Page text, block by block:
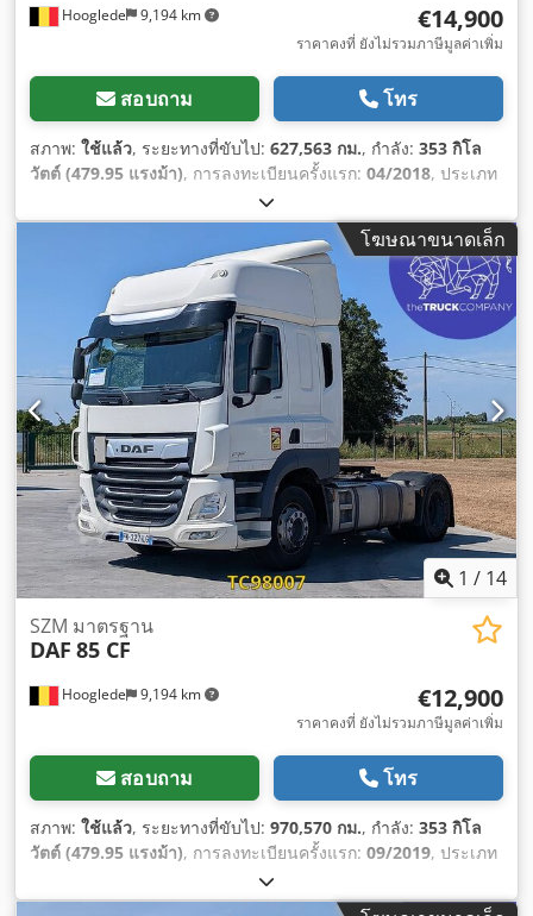
Hooglede 9,194 km €14,900
ราคาคงที่ ยังไม่รวมภาษีมูลค่าเพิ่ม
สอบถาม โทร
สภาพ: ใช้แล้ว, ระยะทางที่ขับไป: 627,563 กม., กำลัง: 353 กิโล
วัตต์ (479.95 แรงม้า), การลงทะเบียนครั้งแรก: 04/2018, ประเภท
385/55 R22.5
เพลา:4x2, เชื้อเพลิง:ดีเซล, สี:อื่นๆ, ห้องโดยสารคนขับ:ห้อง
, ประเภทเกียร์:อัตโนมัติ, ระดับชั้นการปล่อยมลพิษ:
, ช่วงล่าง:เหล็ก-อากาศ, ปีที่ผลิต: 2018 , อุปกรณ์:กระจกมอง
ข้างปรับไฟฟ้า, การปรับหน้าต่างไฟฟ้า, ตู้เย็น, ระบบควบคุม
ความเร็วอัตโนมัติ, ระบบล็อกกลาง, สปอยเลอร์, เครื่องทำความ
ร้อนขณะจอดรถ, เอบีเอส, แผ่นกรองเขม่า,
โฆษณาขนาดเล็ก
1 / 14
Hooglede 9,194 km
SZM มาตรฐาน
DAF 85 CF
€12,900
ราคาคงที่ ยังไม่รวมภาษีมูลค่าเพิ่ม
สอบถาม โทร
สภาพ: ใช้แล้ว, ระยะทางที่ขับไป: 970,570 กม., กำลัง: 353 กิโล
วัตต์ (479.95 แรงม้า), การลงทะเบียนครั้งแรก: 09/2019, ประเภท
315/70 R22.5
เพลา:4x2, เชื้อเพลิง:ดีเซล, เบรก:เบรกเครื่องยนต์, สี:อื่นๆ, ห้อง